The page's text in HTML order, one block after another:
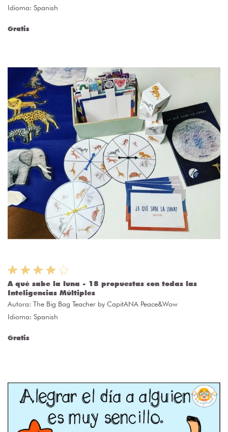
Idioma: Spanish
Gratis
A qué sabe la luna - 18 propuestas con todas las
Inteligencias Múltiples
Autora: The Big Bag Teacher by CapitANA Peace&Wow
Idioma: Spanish
Gratis